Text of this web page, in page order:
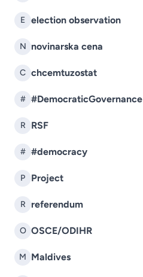
E election observation
N novinarska cena
C chcemtuzostat
# #DemocraticGovernance
R RSF
# #democracy
P Project
R referendum
O OSCE/ODIHR
M Maldives